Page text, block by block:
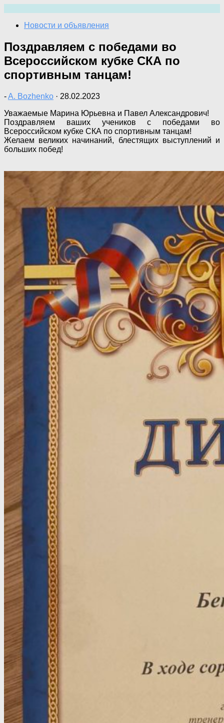
содержимому
Новости и объявления
Поздравляем с победами во
Всероссийском кубке СКА по
спортивным танцам!
-A. Bozhenko · 28.02.2023
Уважаемые Марина Юрьевна и Павел Александрович!
Поздравляем ваших учеников с победами во
Всероссийском кубке СКА по спортивным танцам!
Желаем великих начинаний, блестящих выступлений и
больших побед!